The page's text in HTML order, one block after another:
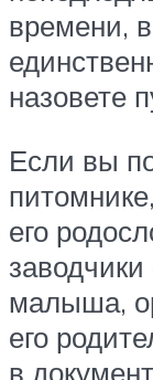
времени,
назовете
Если вы
его
малыша,
его
в